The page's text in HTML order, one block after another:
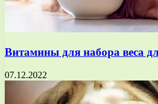
Витамины для набора веса
07.12.2022